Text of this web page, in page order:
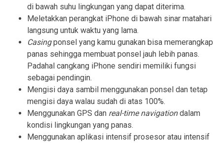
di bawah suhu lingkungan yang dapat diterima.
Meletakkan perangkat iPhone di bawah sinar matahari
langsung untuk waktu yang lama.
Casingponsel yang kamu gunakan bisa memerangkap
panas sehingga membuat ponsel jauh lebih panas.
Padahal cangkang iPhone sendiri memiliki fungsi
sebagai pendingin.
Mengisi daya sambil menggunakan ponsel dan tetap
mengisi daya walau sudah di atas 100%.
Menggunakan GPS dan real-time navigationdalam
kondisi lingkungan yang panas.
Menggunakan aplikasi intensif prosesor atau intensif